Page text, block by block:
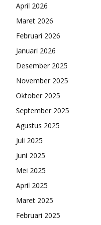
April 2026
Maret 2026
Februari 2026
Januari 2026
Desember 2025
November 2025
Oktober 2025
September 2025
Agustus 2025
Juli 2025
Juni 2025
Mei 2025
April 2025
Maret 2025
Februari 2025